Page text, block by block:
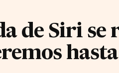
de Siri se